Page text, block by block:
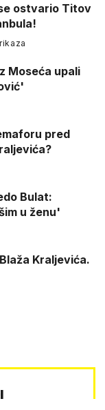
ostvario Titov
Moseća upali
pred
Bulat:
u ženu'
Kraljevića.